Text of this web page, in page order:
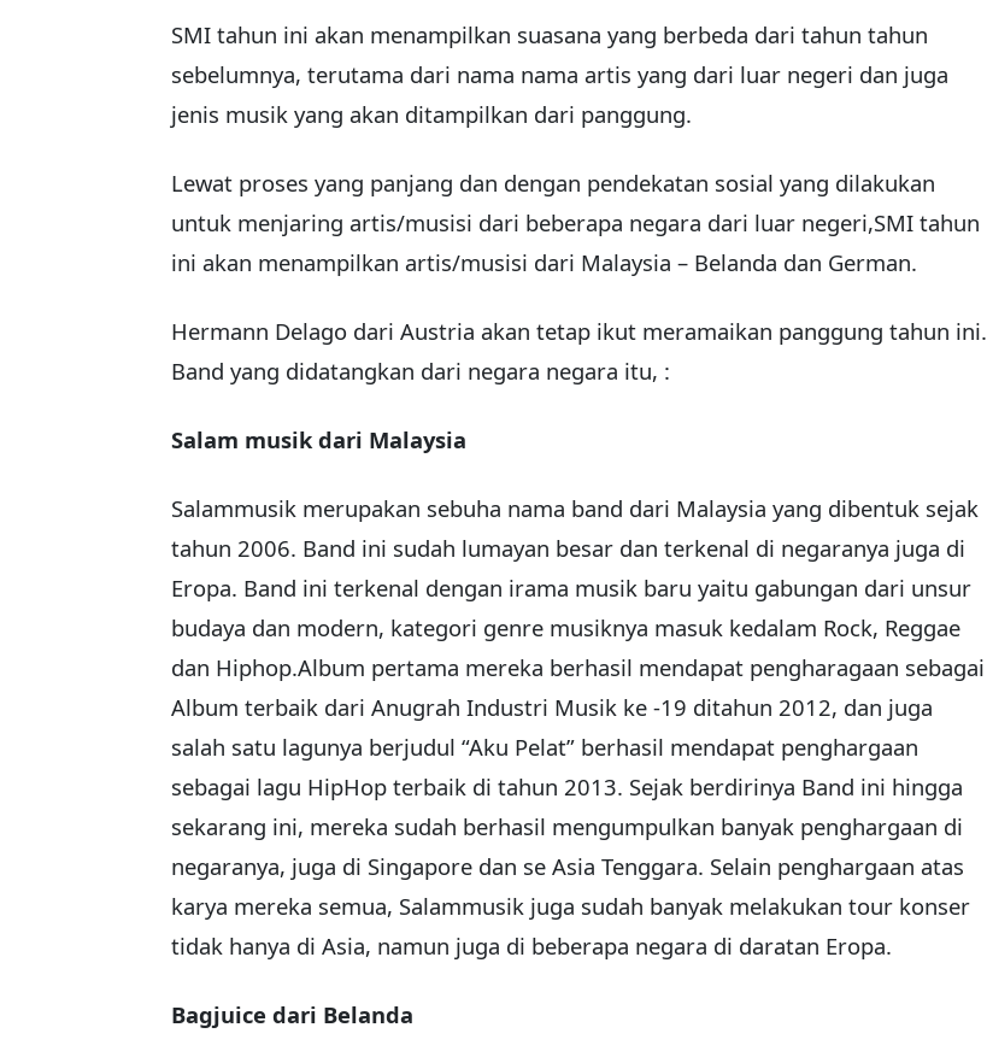
SMI tahun ini akan menampilkan suasana yang berbeda dari tahun tahun
sebelumnya, terutama dari nama nama artis yang dari luar negeri dan juga
jenis musik yang akan ditampilkan dari panggung.
Lewat proses yang panjang dan dengan pendekatan sosial yang dilakukan
untuk menjaring artis/musisi dari beberapa negara dari luar negeri,SMI tahun
ini akan menampilkan artis/musisi dari Malaysia – Belanda dan German.
Hermann Delago dari Austria akan tetap ikut meramaikan panggung tahun ini.
Band yang didatangkan dari negara negara itu, :
Salam musik dari Malaysia
Salammusik merupakan sebuha nama band dari Malaysia yang dibentuk sejak
tahun 2006. Band ini sudah lumayan besar dan terkenal di negaranya juga di
Eropa. Band ini terkenal dengan irama musik baru yaitu gabungan dari unsur
budaya dan modern, kategori genre musiknya masuk kedalam Rock, Reggae
dan Hiphop.Album pertama mereka berhasil mendapat pengharagaan sebagai
Album terbaik dari Anugrah Industri Musik ke -19 ditahun 2012, dan juga
salah satu lagunya berjudul “Aku Pelat” berhasil mendapat penghargaan
sebagai lagu HipHop terbaik di tahun 2013. Sejak berdirinya Band ini hingga
sekarang ini, mereka sudah berhasil mengumpulkan banyak penghargaan di
negaranya, juga di Singapore dan se Asia Tenggara. Selain penghargaan atas
karya mereka semua, Salammusik juga sudah banyak melakukan tour konser
tidak hanya di Asia, namun juga di beberapa negara di daratan Eropa.
Bagjuice dari Belanda